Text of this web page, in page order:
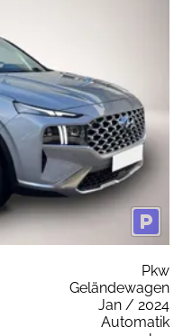
Pkw
Geländewagen
Jan / 2024
Automatik